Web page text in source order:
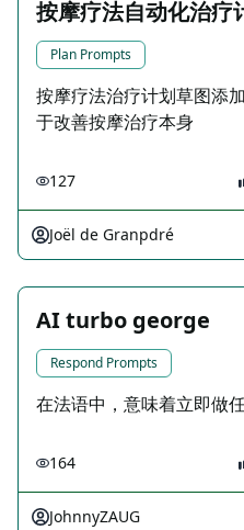
按摩疗法自动化治疗
Plan Prompts
按摩疗法治疗计划草图添
于改善按摩治疗本身
127
Joël de Granpdré
AI turbo george
Respond Prompts
在法语中，意味着立即做
164
JohnnyZAUG